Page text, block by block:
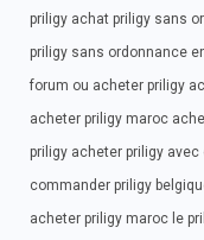
priligy achat priligy sans
priligy sans ordonnance
forum ou acheter priligy
acheter priligy maroc
priligy acheter priligy
commander priligy
acheter priligy maroc le